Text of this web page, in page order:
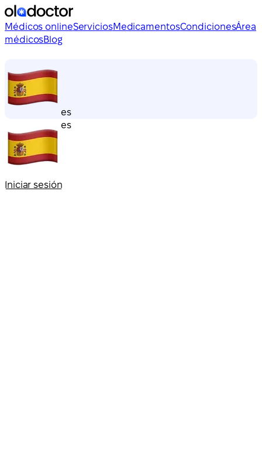
Médicos onlineServiciosMedicamentosCondicionesÁrea
médicosBlog
es
es
Iniciar sesión